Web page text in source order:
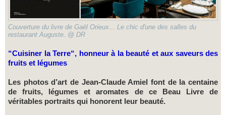
Couverture du livre de Gaël Orieux... Le chic d'une des salles du
restaurant Auguste. @ DR
“Cuisiner la Terre“, honneur à la beauté et aux saveurs des
fruits et légumes
Les photos d’art de Jean-Claude Amiel font de la centaine
de fruits, légumes et aromates de ce Beau Livre de
véritables portraits qui honorent leur beauté.